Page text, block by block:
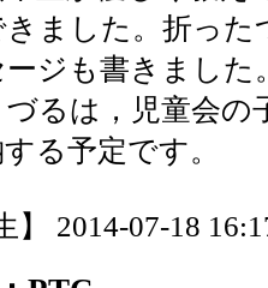
きました。折っ
ージも書きまし
るは，児童会の
る予定です。
】 2014-07-18